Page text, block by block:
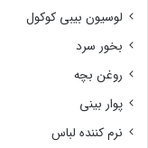
لوسیون بیبی کوکول
بخور سرد
روغن بچه
پوار بینی
نرم کننده لباس